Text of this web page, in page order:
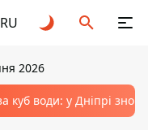
RU
2026
куб води: у Дніпрі